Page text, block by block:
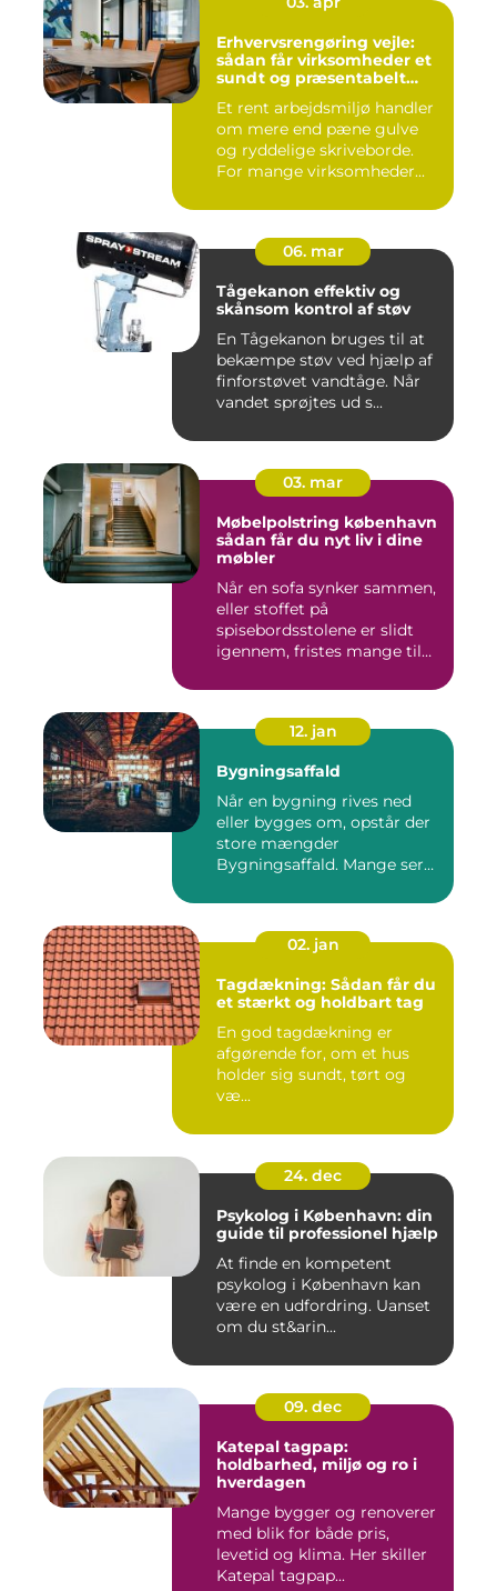
Erhvervsrengøring vejle:
sådan får virksomheder et
sundt og præsentabelt
Et rent arbejdsmiljø handler
om mere end pæne gulve
og ryddelige skriveborde.
For mange virksomheder...
06. mar
Tågekanon effektiv og
skånsom kontrol af støv
En Tågekanon bruges til at
bekæmpe støv ved hjælp af
finforstøvet vandtåge. Når
vandet sprøjtes ud s...
03. mar
Møbelpolstring københavn
sådan får du nyt liv i dine
møbler
Når en sofa synker sammen,
eller stoffet på
spisebordsstolene er slidt
igennem, fristes mange til
12. jan
Bygningsaffald
Når en bygning rives ned
eller bygges om, opstår der
store mængder
Bygningsaffald. Mange ser
02. jan
Tagdækning: Sådan får du
et stærkt og holdbart tag
En god tagdækning er
afgørende for, om et hus
holder sig sundt, tørt og
væ...
24. dec
Psykolog i København: din
guide til professionel hjælp
At finde en kompetent
psykolog i København kan
være en udfordring. Uanset
om du st&arin...
09. dec
Katepal tagpap:
holdbarhed, miljø og ro i
hverdagen
Mange bygger og renoverer
med blik for både pris,
levetid og klima. Her skiller
Katepal tagpap...